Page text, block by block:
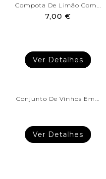
Compota De Limão Com...
7,00 €
Ver Detalhes
Conjunto De Vinhos Em...
Ver Detalhes